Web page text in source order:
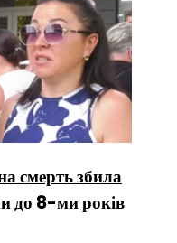
смерть збила
до 8-ми років